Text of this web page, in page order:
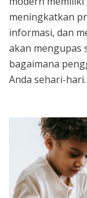
meningkatkan
informasi, dan
akan mengupas
bagaimana
Anda sehari-hari.